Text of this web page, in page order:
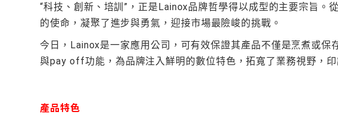
“科技、創新、培訓”，正是Lainox品牌哲學得以成型的主要宗旨
的使命，凝聚了進步與勇氣，迎接市場最險峻的挑戰。
今日，Lainox是一家應用公司，可有效保證其產品不僅是烹煮或
與pay off功能，為品牌注入鮮明的數位特色，拓寬了業務視野，
產品特色